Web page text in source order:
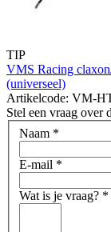
TIP
VMS Racing
(universeel)
Artikelcode: VM-
Stel een vraag over
Naam *
E-mail *
Wat is je vraag? *